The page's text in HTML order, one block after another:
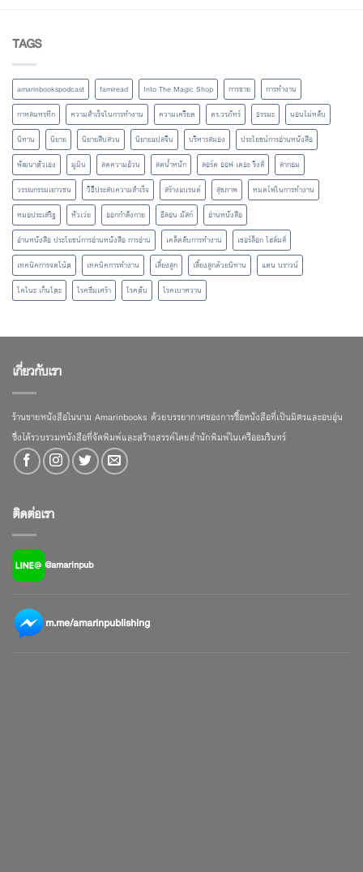
TAGS
amarinbookspodcast famiread Into The Magic Shop การขาย
การทำงาน
กาหลมหรทึก
ความสำเร็จในการทำงาน ความเครียด ดร.วรภัทร์ ธรรมะ
นอนไม่หลับ
นิทาน
นิยาย นิยายสืบสวน นิยายแปลจีน บริหารสมอง
ประโยชน์การอ่านหนังสือ
พัฒนาตัวเอง
มูมิน ลดความอ้วน ลดน้ำหนัก ลอร์ด ออฟ เดอะ ริงส์
ลากอม
วรรณกรรมเยาวชน
วิธีประสบความสำเร็จ สร้างแบรนด์ สุขภาพ
หมดไฟในการทำงาน
หมอประเสริฐ
หัวเว่ย ออกกำลังกาย อีลอน มัสก์
อ่านหนังสือ
อ่านหนังสือ ประโยชน์การอ่านหนังสือ การอ่าน
เคล็ดลับการทำงาน
เชอร์ล็อก โฮล์มส์
เทคนิคการจดโน้ต
เทคนิคการทำงาน เลี้ยงลูก เลี้ยงลูกด้วยนิทาน
แดน บราวน์
โคโนะ เก็นโตะ
โรคซึมเศร้า โรคตับ โรคเบาหวาน
เกี่ยวกับเรา
ร้านขายหนังสือในนาม Amarinbooks ด้วยบรรยากาศของการซื้อหนังสือที่เป็นมิตรและอบอุ่น
ซึ่งได้รวบรวมหนังสือที่จัดพิมพ์และสร้างสรรค์โดยสำนักพิมพ์ในเครืออมรินทร์
ติดต่อเรา
@amarinpub
m.me/amarinpublishing